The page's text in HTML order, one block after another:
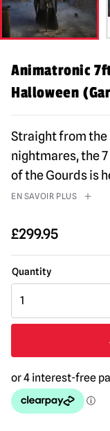
Animatronic
Halloween
Straight from the
nightmares, the
of the Gourds is
EN SAVOIR PLUS
£299.95
quantité
7
The
Gourds
Animatronique